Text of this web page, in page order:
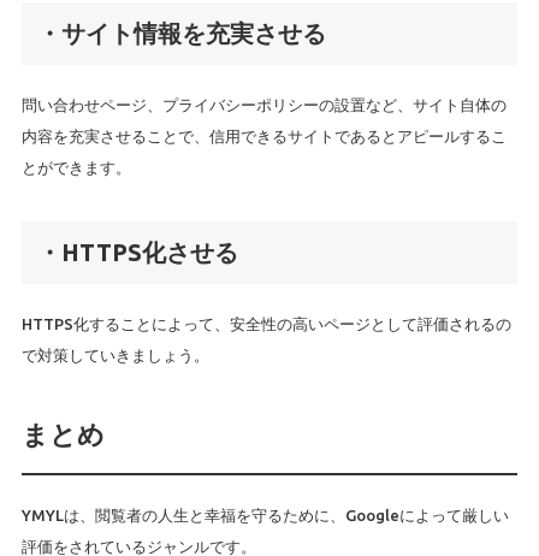
・サイト情報を充実させる
問い合わせページ、プライバシーポリシーの設置など、サイト自体の
内容を充実させることで、信用できるサイトであるとアピールするこ
とができます。
・HTTPS化させる
HTTPS化することによって、安全性の高いページとして評価されるの
で対策していきましょう。
まとめ
YMYLは、閲覧者の人生と幸福を守るために、Googleによって厳しい
評価をされているジャンルです。